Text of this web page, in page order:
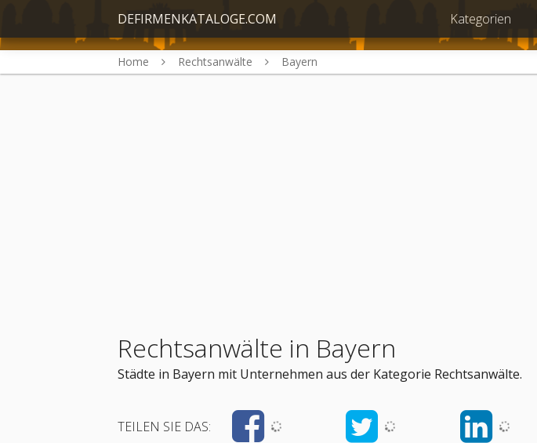
DEFIRMENKATALOGE.COM Kategorien
Home Rechtsanwälte Bayern
Rechtsanwälte in Bayern
Städte in Bayern mit Unternehmen aus der Kategorie Rechtsanwälte.
TEILEN SIE DAS: